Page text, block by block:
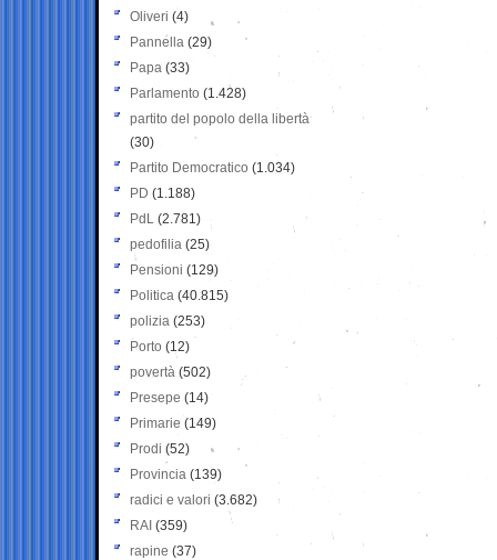
Oliveri (4)
Pannella (29)
Papa (33)
Parlamento (1.428)
partito del popolo della libertà
(30)
Partito Democratico (1.034)
PD (1.188)
PdL (2.781)
pedofilia (25)
Pensioni (129)
Politica (40.815)
polizia (253)
Porto (12)
povertà (502)
Presepe (14)
Primarie (149)
Prodi (52)
Provincia (139)
radici e valori (3.682)
RAI (359)
rapine (37)